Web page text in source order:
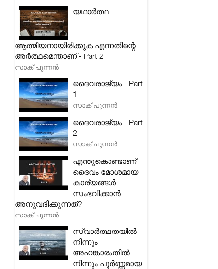
യഥാർത്ഥ
ആത്മീയനായിരിക്കുക എന്നതിന്റെ
അർത്ഥമെന്താണ് - Part 2
സാക് പുന്നൻ
ദൈവരാജ്യം - Part
1
സാക് പുന്നൻ
ദൈവരാജ്യം - Part
2
സാക് പുന്നൻ
എന്തുകൊണ്ടാണ്
ദൈവം മോശമായ
കാര്യങ്ങൾ
സംഭവിക്കാൻ
അനുവദിക്കുന്നത്?
സാക് പുന്നൻ
സ്വാർത്ഥതയിൽ
നിന്നും
അഹങ്കാരംതിൽ
നിന്നും പൂർണ്ണമായ